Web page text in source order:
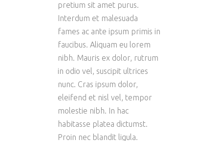
pretium sit amet purus.
Interdum et malesuada
fames ac ante ipsum primis in
faucibus. Aliquam eu lorem
nibh. Mauris ex dolor, rutrum
in odio vel, suscipit ultrices
nunc. Cras ipsum dolor,
eleifend et nisl vel, tempor
molestie nibh. In hac
habitasse platea dictumst.
Proin nec blandit ligula.